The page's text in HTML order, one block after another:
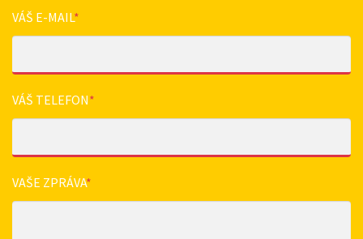
VÁŠ E-MAIL*
VÁŠ TELEFON*
VAŠE ZPRÁVA*